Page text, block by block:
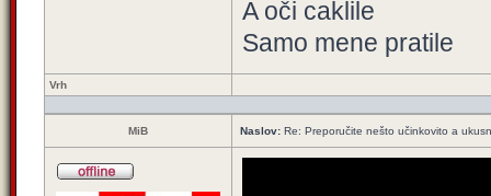
A oči caklile
Samo mene pratile
Vrh
MiB Naslov: Re: Preporučite nešto učinkovito a